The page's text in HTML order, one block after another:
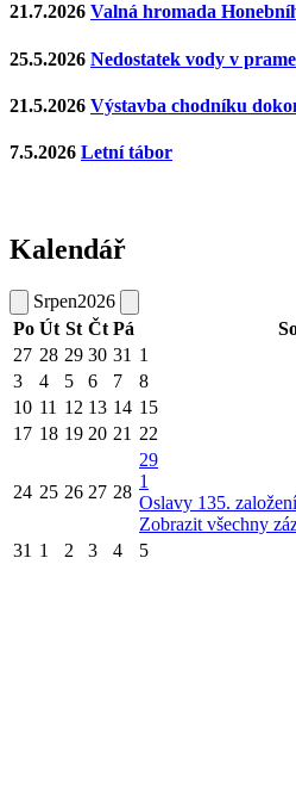
21.7.2026 Valná hromada
25.5.2026 Nedostatek vody v
21.5.2026 Výstavba chodníku
7.5.2026 Letní tábor
Kalendář
Srpen2026
Po Út St Čt Pá
27 28 29 30 31 1
3
4 5 6 7 8
10 11 12 13 14 15
17 18 19 20 21 22
24 25 26 27 28
29
1
Oslavy 135.
Zobrazit všechny
31 1 2 3 4 5